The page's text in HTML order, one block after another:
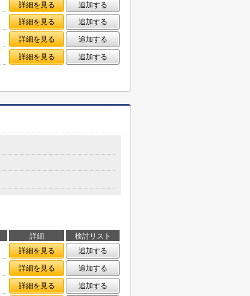
詳細を見る 追加する
詳細を見る
追加する
詳細を見る
追加する
詳細を見る 追加する
詳細
検討リスト
詳細を見る 追加する
詳細を見る
追加する
詳細を見る
追加する